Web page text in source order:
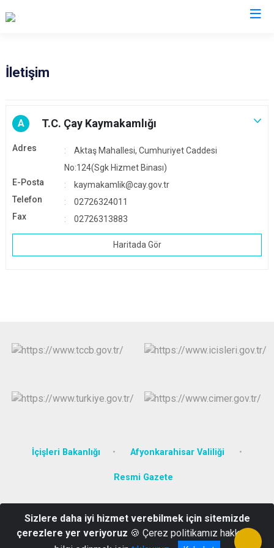
Bayat
Bolvadin
Çay
Dinar
Kızılören
Sandıklı
Şuhut
İletişim
A T.C. Çay Kaymakamlığı
Adres
Aktaş Mahallesi, Cumhuriyet Caddesi
No:124(Sgk Hizmet Binası)
E-Posta
kaymakamlik@cay.gov.tr
Telefon
02726324011
Fax
02726313883
Haritada Gör
İçişleri Bakanlığı Afyonkarahisar Valiliği
Resmi Gazete
Çay/AFYONKARAHİSAR
0 272 632 4011
Sizlere daha iyi hizmet verebilmek için sitemizde
çerezlere yer veriyoruz 🍪 Çerez politikamız hakkında